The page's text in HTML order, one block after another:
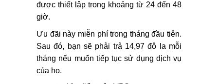
được thiết lập trong khoảng từ 24 đến 48
giờ.
Ưu đãi này miễn phí trong tháng đầu tiên.
Sau đó, bạn sẽ phải trả 14,97 đô la mỗi
tháng nếu muốn tiếp tục sử dụng dịch vụ
của họ.